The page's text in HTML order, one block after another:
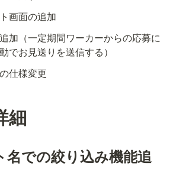
画面の追加
加（一定期間ワーカーからの応募に
でお見送りを送信する）
仕様変更
細
名での絞り込み機能追